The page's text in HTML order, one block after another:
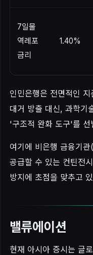
7일물
역레포
금리
1.40%
인민은행은 전면적인
대거 방출 대신, 과학기
'구조적 완화 도구'를 선
여기에 비은행 금융기관
공급할 수 있는 컨틴전
방지에 초점을 맞추고
밸류에이션
현재 아시아 증시는 글